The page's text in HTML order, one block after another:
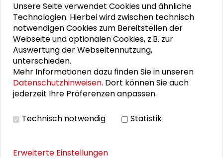
In diesem Geschäft gibt es keine
Mathematik. 20 Jahre Schader-Stiftung
THEMEN ZU DIESEM BEITRAG
Kommunikation und Kultur
schaderblog
EINEN KOMMENTAR HINTERLASSEN
Unsere Seite verwendet Cookies und ähnliche
Technologien. Hierbei wird zwischen technisch
notwendigen Cookies zum Bereitstellen der
Webseite und optionalen Cookies, z.B. zur
Auswertung der Webseitennutzung,
unterschieden.
Mehr Informationen dazu finden Sie in unseren
Datenschutzhinweisen. Dort können Sie auch
jederzeit Ihre Präferenzen anpassen.
Technisch notwendig Statistik
Erweiterte Einstellungen